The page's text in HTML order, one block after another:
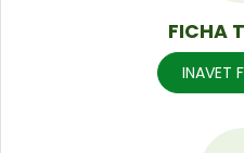
FICHA
INAVET